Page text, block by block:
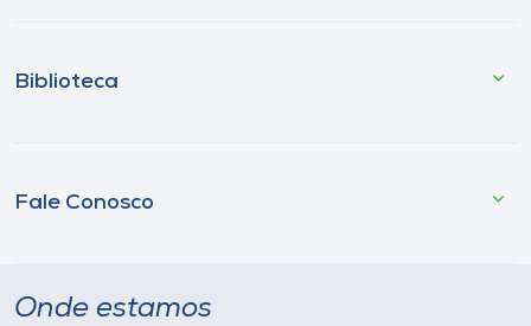
Biblioteca
Fale Conosco
Onde estamos